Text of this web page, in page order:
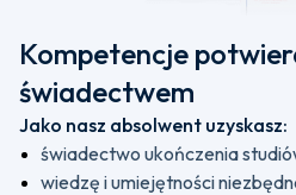
Kompetencje
świadectwem
Jako nasz absolwent uzyskasz:
świadectwo ukończenia
wiedzę i umiejętności